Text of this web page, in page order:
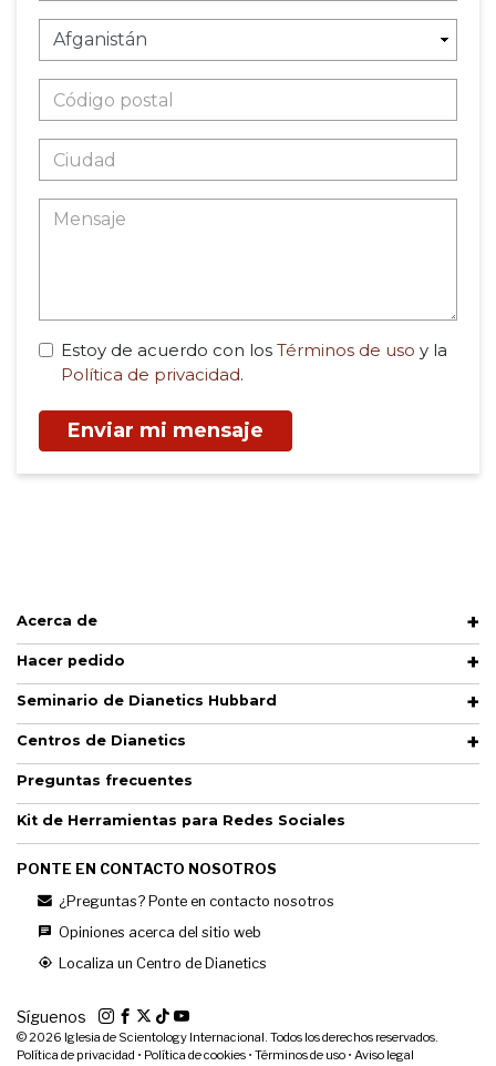
Estoy de acuerdo con los Términos de uso y la
Política de privacidad.
Enviar mi mensaje
Acerca de
Hacer pedido
Seminario de Dianetics Hubbard
Centros de Dianetics
Preguntas frecuentes
Kit de Herramientas para Redes Sociales
PONTE EN CONTACTO NOSOTROS
¿Preguntas? Ponte en contacto nosotros
Opiniones acerca del sitio web
Localiza un Centro de Dianetics
Síguenos
© 2026 Iglesia de Scientology Internacional. Todos los derechos reservados.
Política de privacidad • Política de cookies • Términos de uso • Aviso legal